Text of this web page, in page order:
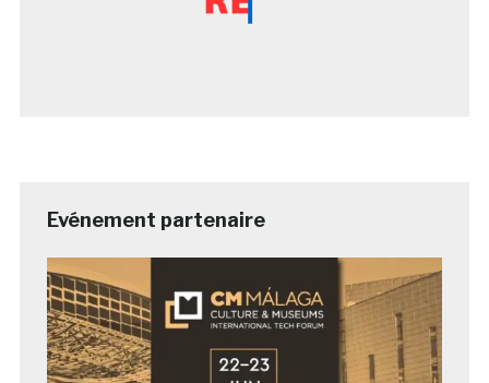
Evénement partenaire